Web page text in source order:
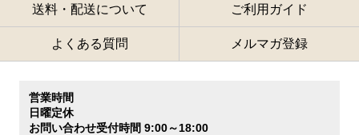
送料・配送について ご利用ガイド
よくある質問 メルマガ登録
営業時間
日曜定休
お問い合わせ受付時間 9:00～18:00